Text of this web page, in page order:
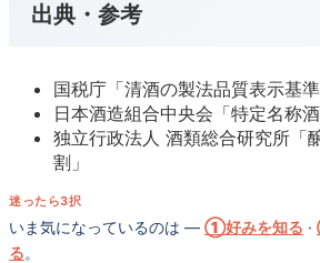
出典・参考
国税庁「清酒の製法品質表示基準
日本酒造組合中央会「特定名称酒
独立行政法人 酒類総合研究所「
割」
迷ったら3択
いま気になっているのは — ①好みを知る ·
る。